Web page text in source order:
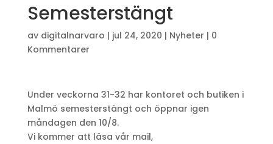
Semesterstängt
av digitalnarvaro | jul 24, 2020 | Nyheter | 0
Kommentarer
Under veckorna 31-32 har kontoret och butiken i
Malmö semesterstängt och öppnar igen
måndagen den 10/8.
Vi kommer att läsa vår mail,